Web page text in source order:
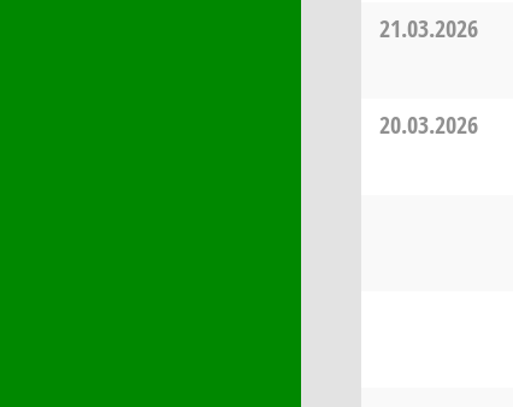
21.03.2026
20.03.2026